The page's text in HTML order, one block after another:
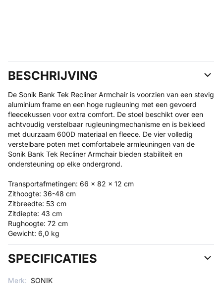
BESCHRIJVING
De Sonik Bank Tek Recliner Armchair is voorzien van een stevig
aluminium frame en een hoge rugleuning met een gevoerd
fleecekussen voor extra comfort. De stoel beschikt over een
achtvoudig verstelbaar rugleuningmechanisme en is bekleed
met duurzaam 600D materiaal en fleece. De vier volledig
verstelbare poten met comfortabele armleuningen van de
Sonik Bank Tek Recliner Armchair bieden stabiliteit en
ondersteuning op elke ondergrond.
Transportafmetingen: 66 x 82 x 12 cm
Zithoogte: 36-48 cm
Zitbreedte: 53 cm
Zitdiepte: 43 cm
Rughoogte: 72 cm
Gewicht: 6,0 kg
SPECIFICATIES
Merk: SONIK